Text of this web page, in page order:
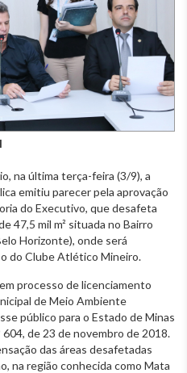
na última terça-feira (3/9), a
emitiu parecer pela aprovação
do Executivo, que desafeta
47,5 mil m² situada no Bairro
Horizonte), onde será
do Clube Atlético Mineiro.
processo de licenciamento
de Meio Ambiente
público para o Estado de Minas
de 23 de novembro de 2018.
das áreas desafetadas
na região conhecida como Mata